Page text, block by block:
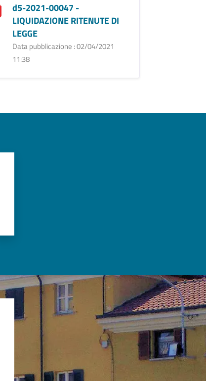
d5-2021-00047 -
LIQUIDAZIONE RITENUTE DI
LEGGE
Data pubblicazione : 02/04/2021
11:38